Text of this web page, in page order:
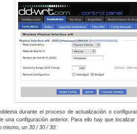
durante el proceso de actualización o
una configuración anterior. Para ello hay que
mismo, un 30 / 30 / 30: